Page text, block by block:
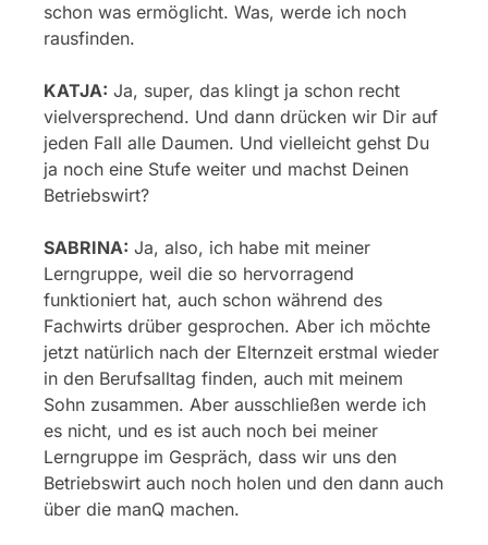
schon was ermöglicht. Was, werde ich noch
rausfinden.
KATJA: Ja, super, das klingt ja schon recht
vielversprechend. Und dann drücken wir Dir auf
jeden Fall alle Daumen. Und vielleicht gehst Du
ja noch eine Stufe weiter und machst Deinen
Betriebswirt?
SABRINA: Ja, also, ich habe mit meiner
Lerngruppe, weil die so hervorragend
funktioniert hat, auch schon während des
Fachwirts drüber gesprochen. Aber ich möchte
jetzt natürlich nach der Elternzeit erstmal wieder
in den Berufsalltag finden, auch mit meinem
Sohn zusammen. Aber ausschließen werde ich
es nicht, und es ist auch noch bei meiner
Lerngruppe im Gespräch, dass wir uns den
Betriebswirt auch noch holen und den dann auch
über die manQ machen.